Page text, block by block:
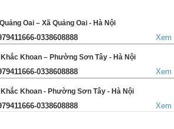
Oai – Xã Quảng Oai - Hà Nội
0338608888 Xem
Khoan – Phường Sơn Tây - Hà Nội
0338608888 Xem
Khoan - Phường Sơn Tây - Hà Nội
0338608888 Xem